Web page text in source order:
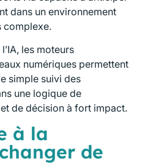
dans un environnement
complexe.
les moteurs
numériques permettent
simple suivi des
une logique de
de décision à fort impact.
à la
de